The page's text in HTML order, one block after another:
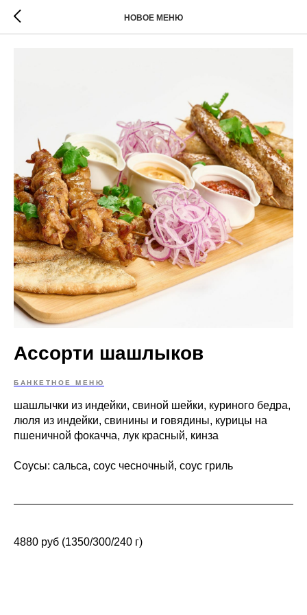
НОВОЕ МЕНЮ
Ассорти шашлыков
БАНКЕТНОЕ МЕНЮ
шашлычки из индейки, свиной шейки, куриного бедра,
люля из индейки, свинины и говядины, курицы на
пшеничной фокачча, лук красный, кинза
Соусы: сальса, соус чесночный, соус гриль
4880 руб (1350/300/240 г)